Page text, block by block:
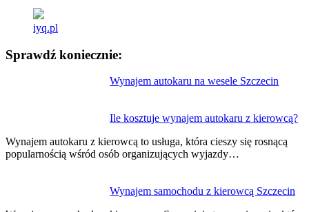
iyq.pl
Sprawdź koniecznie:
Wynajem autokaru na wesele Szczecin
Ile kosztuje wynajem autokaru z kierowcą?
Wynajem autokaru z kierowcą to usługa, która cieszy się rosnącą
popularnością wśród osób organizujących wyjazdy…
Wynajem samochodu z kierowcą Szczecin